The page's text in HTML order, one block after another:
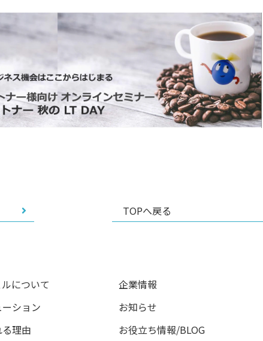
TOPへ戻る
について
ション
理由
企業情報
お知らせ
お役立ち情報/BLOG